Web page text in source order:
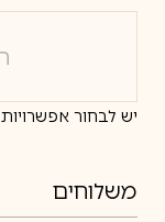
4
5
6
יש לבחור
משלוחים